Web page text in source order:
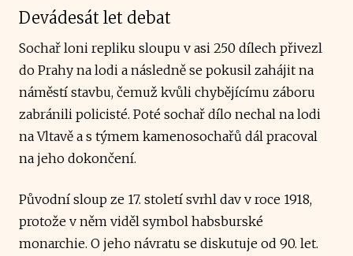
Devádesát let debat
Sochař loni repliku sloupu v asi 250 dílech přivezl
do Prahy na lodi a následně se pokusil zahájit na
náměstí stavbu, čemuž kvůli chybějícímu záboru
zabránili policisté. Poté sochař dílo nechal na lodi
na Vltavě a s týmem kamenosochařů dál pracoval
na jeho dokončení.
Původní sloup ze 17. století svrhl dav v roce 1918,
protože v něm viděl symbol habsburské
monarchie. O jeho návratu se diskutuje od 90. let.